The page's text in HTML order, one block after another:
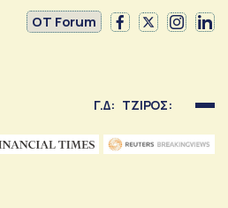
OT Forum
Γ.Δ: ΤΖΙΡΟΣ: